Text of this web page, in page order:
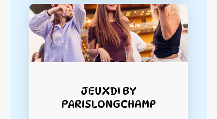
JEUXDI BY
PARISLONGCHAMP